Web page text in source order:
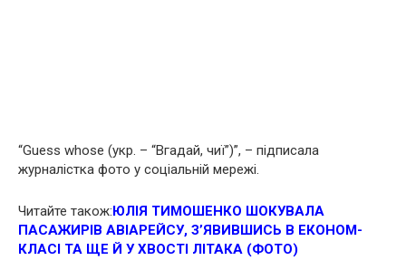
“Guess whose (укр. – “Вгадай, чиї”)”, – підписала
журналістка фото у соціальній мережі.
Читайте також:ЮЛІЯ ТИМОШЕНКО ШОКУВАЛА
ПАСАЖИРІВ АВІАРЕЙСУ, З’ЯВИВШИСЬ В ЕКОНОМ-
КЛАСІ ТА ЩЕ Й У ХВОСТІ ЛІТАКА (ФОТО)